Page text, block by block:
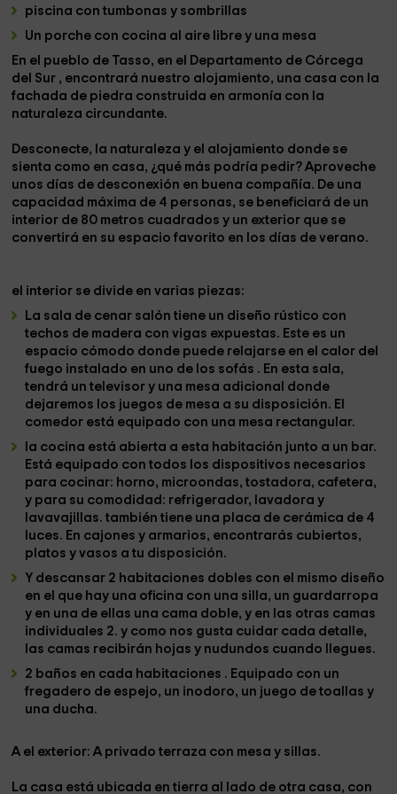
piscina con tumbonas y sombrillas
Un porche con cocina al aire librey una mesa
En el pueblo de Tasso, en el Departamento de Córcega
del Sur , encontrará nuestro alojamiento, una casa con la
fachada de piedra construida en armonía con la
naturaleza circundante.
Desconecte, la naturaleza y el alojamiento donde se
sienta como en casa, ¿qué más podría pedir? Aproveche
unos días de desconexión en buena compañía. De una
capacidad máxima de 4 personas, se beneficiará de un
interior de 80 metros cuadrados y un exterior que se
convertirá en su espacio favorito en los días de verano.
el interior se divide en varias piezas:
La sala de cenar salóntiene un diseño rústico con
techos de madera con vigas expuestas. Este es un
espacio cómodo donde puede relajarse en el calor del
fuego instalado en uno de los sofás . En esta sala,
tendrá un televisor y una mesa adicional donde
dejaremos los juegos de mesa a su disposición. El
comedor está equipado con una mesa rectangular.
la cocina está abierta a esta habitación junto a un bar.
Está equipado con todos los dispositivos necesarios
para cocinar: horno, microondas, tostadora, cafetera,
y para su comodidad: refrigerador, lavadora y
lavavajillas.también tiene una placa de cerámica de 4
luces. En cajones y armarios, encontrarás cubiertos,
platos y vasos a tu disposición.
Y descansar 2 habitaciones dobles con el mismo diseño
en el que hay una oficina con una silla, un guardarropa
y en una de ellas una cama doble, y en las otras camas
individuales 2.y como nos gusta cuidar cada detalle,
las camas recibirán hojas y nudundos cuando llegues.
2 baños en cada habitaciones . Equipado con un
fregadero de espejo, un inodoro, un juego de toallas y
una ducha.
A el exterior: A privadoterraza con mesa y sillas.
La casa está ubicada en tierra al lado de otra casa, con